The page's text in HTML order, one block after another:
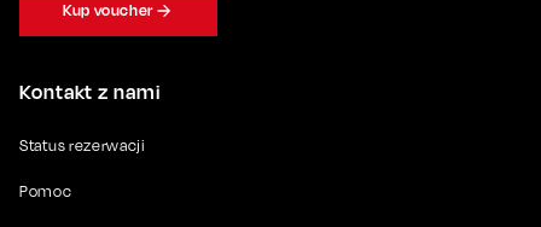
Kontakt z nami
Status rezerwacji
Pomoc
Kup voucher